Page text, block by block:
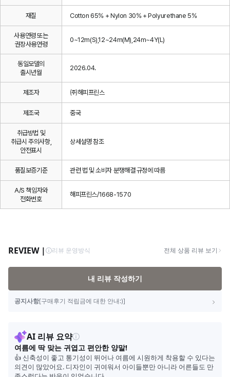
재질 Cotton 65% + Nylon 30% + Polyurethane 5%
사용연령 또는
권장사용연령
0~12m(S),12~24m(M),24m~4Y(L)
동일모델의
출시년월
2026.04.
제조자 ㈜해피프린스
제조국 중국
취급방법 및
취급시 주의사항,
안전표시
상세설명 참조
품질보증기준 관련 법 및 소비자 분쟁해결 규정에 따름
A/S 책임자와
전화번호
해피프린스/1668-1570